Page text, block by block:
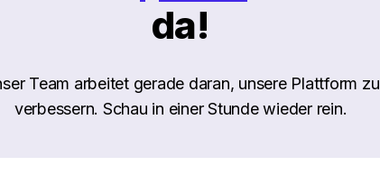
da!
Team arbeitet gerade daran, unsere Plattform zu
verbessern. Schau in einer Stunde wieder rein.